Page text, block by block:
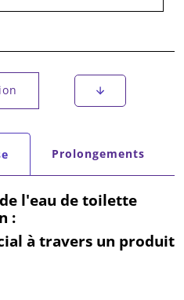
actif) Prolongements
l'eau de toilette
:
à travers un produit